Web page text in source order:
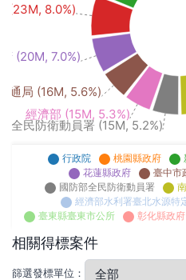
(23M, 8.0%)
(20M, 7.0%)
通局 (16M, 5.6%)
經濟部 (15M, 5.3%)
全民防衛動員署 (15M, 5.2%)
行政院 桃園縣政府
花蓮縣政府
臺中市
國防部全民防衛動員署
經濟部水利署臺北水源特
臺東縣臺東市公所
彰化縣政府
相關得標案件
篩選發標單位：